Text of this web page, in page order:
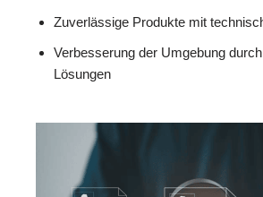
Zuverlässige Produkte mit
Verbesserung der Umgebung
Lösungen